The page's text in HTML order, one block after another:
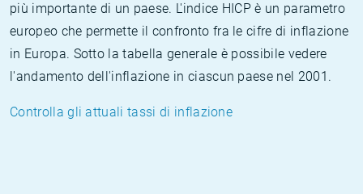
più importante di un paese. L'indice HICP è un parametro
europeo che permette il confronto fra le cifre di inflazione
in Europa. Sotto la tabella generale è possibile vedere
l'andamento dell'inflazione in ciascun paese nel 2001.
Controlla gli attuali tassi di inflazione